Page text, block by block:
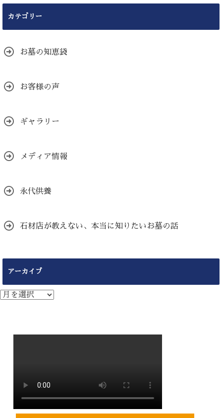
カテゴリー
お墓の知恵袋
お客様の声
ギャラリー
メディア情報
永代供養
石材店が教えない、本当に知りたいお墓の話
アーカイブ
ア
ー